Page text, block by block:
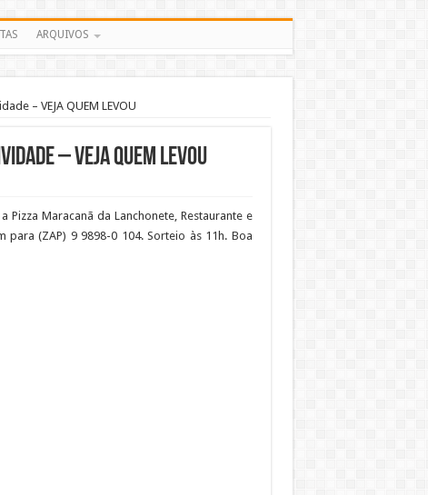
ARQUIVOS
– VEJA QUEM LEVOU
– VEJA QUEM LEVOU
Maracanã da Lanchonete, Restaurante e
para (ZAP) 9 9898-0 104. Sorteio às 11h. Boa